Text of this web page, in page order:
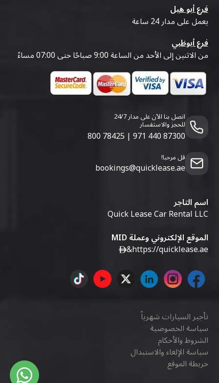
فرع أبو هيل
يعمل على مدار 24 ساعة
فرع أبوظبي
من الاثنين إلى الأحد من الساعة 9:00 صباحًا حتى 07:00 مساءً
اتصل بنا الآن على مدار 24/7
للحجز والاستفسار
800 78425 | 971 440 87300
قل مرحبا!
bookings@quicklease.ae
اسم التاجر
Quick Lease Car Rental LLC
الموقع الإلكتروني وعملة MID
https://quicklease.ae
&
تأجير السيارات شهرياً
سياسة الخصوصية
الشروط والأحكام
سياسة الإلغاء والاستبدال
خريطة الموقع